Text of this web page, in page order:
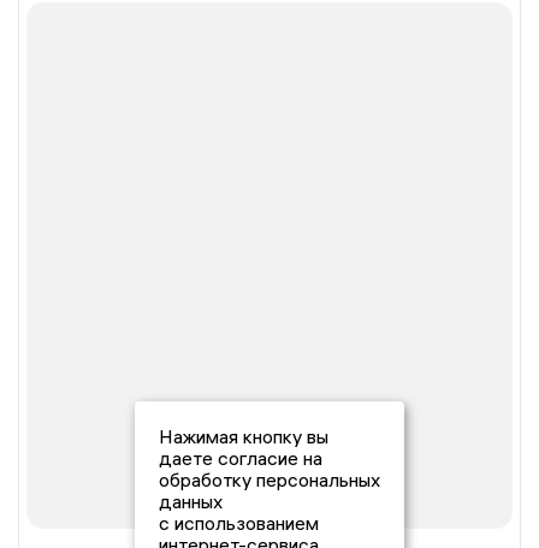
Нажимая кнопку вы
даете согласие на
обработку персональных
данных
с использованием